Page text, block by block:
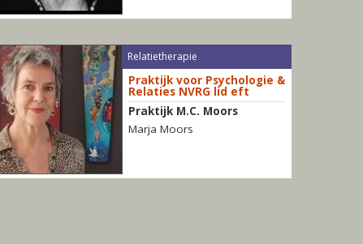
Relatietherapie
Praktijk voor Psychologie &
Relaties NVRG lid eft
Praktijk M.C. Moors
Marja Moors